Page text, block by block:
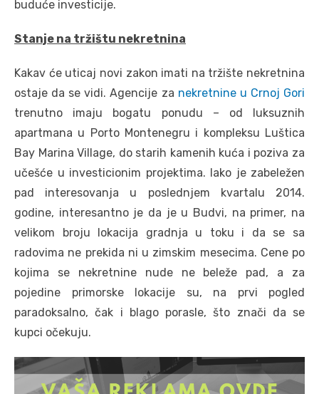
buduće investicije.
Stanje na tržištu nekretnina
Kakav će uticaj novi zakon imati na tržište nekretnina
ostaje da se vidi. Agencije za nekretnine u Crnoj Gori
trenutno imaju bogatu ponudu – od luksuznih
apartmana u Porto Montenegru i kompleksu Luštica
Bay Marina Village, do starih kamenih kuća i poziva za
učešće u investicionim projektima. Iako je zabeležen
pad interesovanja u poslednjem kvartalu 2014.
godine, interesantno je da je u Budvi, na primer, na
velikom broju lokacija gradnja u toku i da se sa
radovima ne prekida ni u zimskim mesecima. Cene po
kojima se nekretnine nude ne beleže pad, a za
pojedine primorske lokacije su, na prvi pogled
paradoksalno, čak i blago porasle, što znači da se
kupci očekuju.